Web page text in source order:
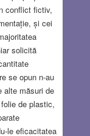
conflict fictiv,
și cei
solicită
se opun n-au
alte măsuri de
de plastic,
le eficacitatea